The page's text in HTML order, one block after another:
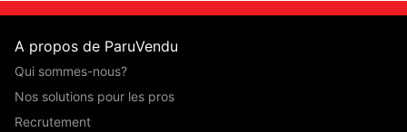
A propos de ParuVendu
Qui sommes-nous?
Nos solutions pour les pros
Recrutement